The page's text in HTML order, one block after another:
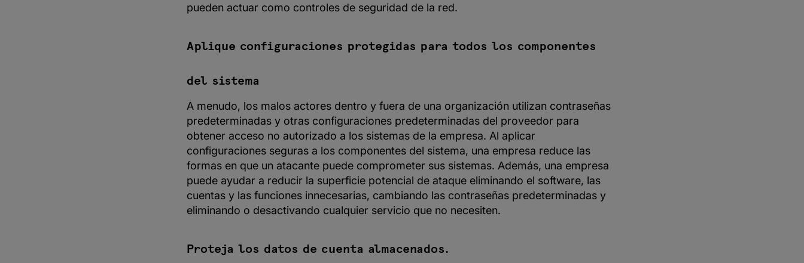
pueden actuar como controles de seguridad de la red.
Aplique configuraciones protegidas para todos los componentes
del sistema
A menudo, los malos actores dentro y fuera de una organización utilizan contraseñas
predeterminadas y otras configuraciones predeterminadas del proveedor para
obtener acceso no autorizado a los sistemas de la empresa. Al aplicar
configuraciones seguras a los componentes del sistema, una empresa reduce las
formas en que un atacante puede comprometer sus sistemas. Además, una empresa
puede ayudar a reducir la superficie potencial de ataque eliminando el software, las
cuentas y las funciones innecesarias, cambiando las contraseñas predeterminadas y
eliminando o desactivando cualquier servicio que no necesiten.
Proteja los datos de cuenta almacenados.